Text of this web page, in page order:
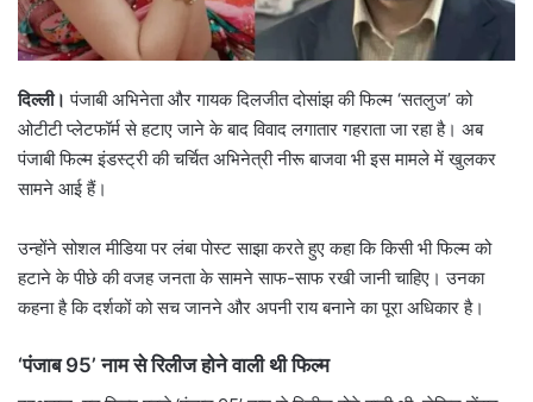
दिल्ली।पंजाबी अभिनेता और गायक दिलजीत दोसांझ की फिल्म ‘सतलुज’ को
ओटीटी प्लेटफॉर्म से हटाए जाने के बाद विवाद लगातार गहराता जा रहा है। अब
पंजाबी फिल्म इंडस्ट्री की चर्चित अभिनेत्री नीरू बाजवा भी इस मामले में खुलकर
सामने आई हैं।
उन्होंने सोशल मीडिया पर लंबा पोस्ट साझा करते हुए कहा कि किसी भी फिल्म को
हटाने के पीछे की वजह जनता के सामने साफ-साफ रखी जानी चाहिए। उनका
कहना है कि दर्शकों को सच जानने और अपनी राय बनाने का पूरा अधिकार है।
‘पंजाब 95’ नाम से रिलीज होने वाली थी फिल्म